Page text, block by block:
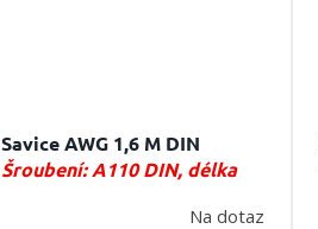
Savice AWG 1,6 M DIN
Šroubení: A110 DIN, délka
Na dotaz